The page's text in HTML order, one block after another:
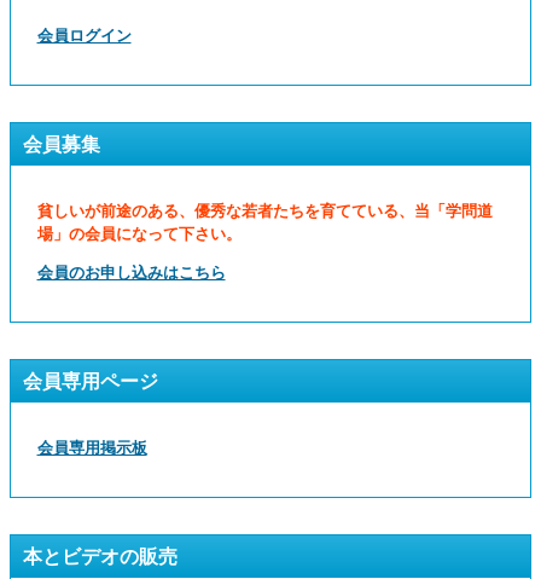
会員ログイン
会員募集
貧しいが前途のある、優秀な若者たちを育てている、当「学問道
場」の会員になって下さい。
会員のお申し込みはこちら
会員専用ページ
会員専用掲示板
本とビデオの販売